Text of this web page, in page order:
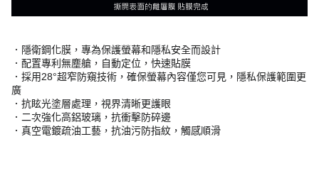
．隱衛鋼化膜，專為保護螢幕和隱私安全而設計
．配置專利無塵艙，自動定位，快速貼膜
．採用28°超窄防窺技術，確保螢幕內容僅您可見，隱私保護範圍更
廣
．抗眩光塗層處理，視界清晰更護眼
．二次強化高鋁玻璃，抗衝擊防碎邊
．真空電鍍疏油工藝，抗油污防指紋，觸感順滑